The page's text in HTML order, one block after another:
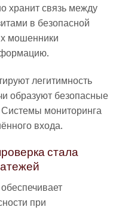
хранит связь между
в безопасной
мошенники
легитимность
образуют безопасные
мониторинга
входа.
стала
при